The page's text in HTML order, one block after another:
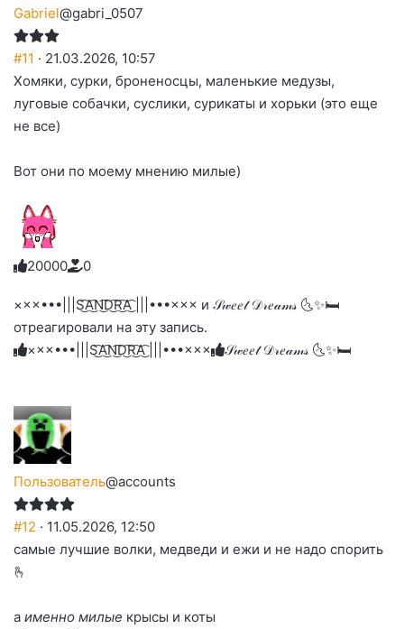
Gabriel@gabri_0507
#11 · 21.03.2026, 10:57
Хомяки, сурки, броненосцы, маленькие медузы,
луговые собачки, суслики, сурикаты и хорьки (это еще
не все)
Вот они по моему мнению милые)
Голосуйте
вверх.
2
Нажмите
реакцию:
улыбаюсь
0
Нажмите
реакцию:
смеюсь
до
слез
0
Нажмите
реакцию:
печаль
0
Нажмите
реакцию:
плачу
0
Нажмите
благодарю
0
×××•••|||S͜͡A͜͡N͜͡D͜͡R͜͡A͜͡ |||•••××× и 𝒮𝓌𝑒𝑒𝓉 𝒟𝓇𝑒𝒶𝓂𝓈 🌜✨🛏️
отреагировали на эту запись.
×××•••|||S͜͡A͜͡N͜͡D͜͡R͜͡A͜͡ |||•••×××
𝒮𝓌𝑒𝑒𝓉 𝒟𝓇𝑒𝒶𝓂𝓈 🌜✨🛏️
Пользователь@accounts
#12 · 11.05.2026, 12:50
самые лучшие волки, медведи и ежи и не надо спорить
🫰
а именно милые крысы и коты